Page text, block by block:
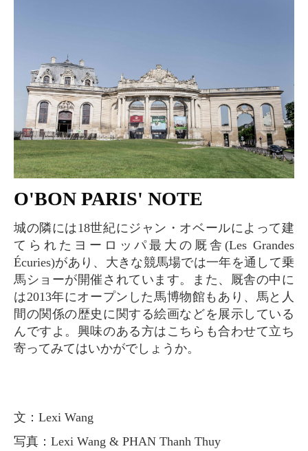
O'BON PARIS' NOTE
城の隣には18世紀にジャン・オベールによって建
てられたヨーロッパ最大の厩舎(Les Grandes
Écuries)があり、大きな競馬場では一年を通して乗
馬ショーが開催されています。また、厩舎の中に
は2013年にオープンした馬博物館もあり、馬と人
間の関係の歴史に関する絵画などを展示している
んですよ。興味のある方はこちらも合わせて立ち
寄ってみてはいかがでしょうか。
文：Lexi Wang
写真：Lexi Wang & PHAN Thanh Thuy